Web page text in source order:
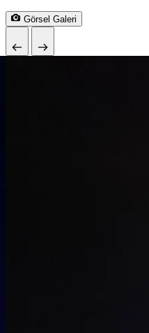
Görsel Galeri